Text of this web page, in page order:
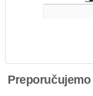
Preporučujemo